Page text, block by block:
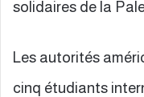
solidaires de la
Les autorités
cinq étudiants